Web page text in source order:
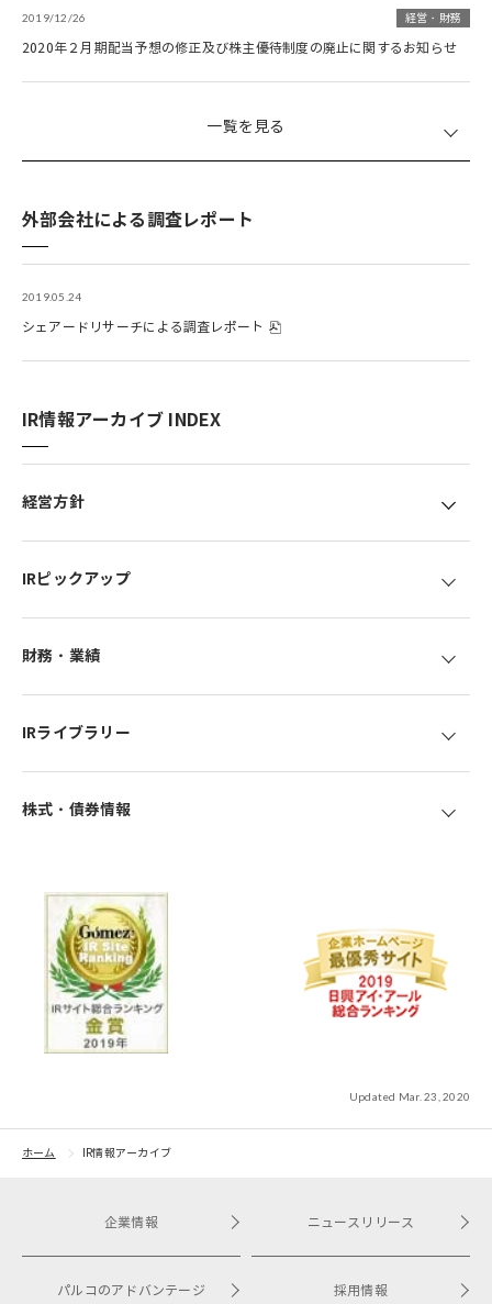
2019/12/26 経営・財務
2020年２月期配当予想の修正及び株主優待制度の廃止に関するお知らせ
一覧を見る
外部会社による調査レポート
2019.05.24
シェアードリサーチによる調査レポート
IR情報アーカイブ INDEX
経営方針
IRピックアップ
財務・業績
IRライブラリー
株式・債券情報
Updated Mar. 23, 2020
ホーム IR情報アーカイブ
企業情報
パルコのアドバンテージ
ニュースリリース
採用情報